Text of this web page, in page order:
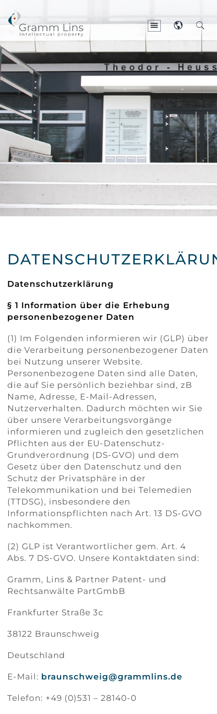
Datenschutzerklärung
§ 1 Information über die Erhebung
personenbezogener Daten
(1) Im Folgenden informieren wir (GLP) über
die Verarbeitung personenbezogener Daten
bei Nutzung unserer Website.
Personenbezogene Daten sind alle Daten,
die auf Sie persönlich beziehbar sind, zB
Name, Adresse, E-Mail-Adressen,
Nutzerverhalten. Dadurch möchten wir Sie
über unsere Verarbeitungsvorgänge
informieren und zugleich den gesetzlichen
Pflichten aus der EU-Datenschutz-
Grundverordnung (DS-GVO) und dem
Gesetz über den Datenschutz und den
Schutz der Privatsphäre in der
Telekommunikation und bei Telemedien
(TTDSG), insbesondere den
Informationspflichten nach Art. 13 DS-GVO
nachkommen.
(2) GLP ist Verantwortlicher gem. Art. 4
Abs. 7 DS-GVO. Unsere Kontaktdaten sind:
Gramm, Lins & Partner Patent- und
Rechtsanwälte PartGmbB
Frankfurter Straße 3c
38122 Braunschweig
Deutschland
E-Mail: braunschweig@grammlins.de
Telefon: +49 (0)531 – 28140-0